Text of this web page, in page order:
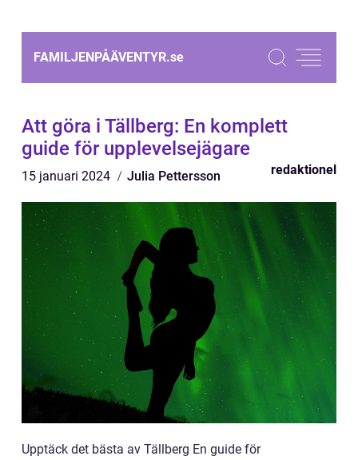
FAMILJENPÅÄVENTYR.se
Att göra i Tällberg: En komplett
guide för upplevelsejägare
15 januari 2024 Julia Pettersson redaktionel
Upptäck det bästa av Tällberg En guide för